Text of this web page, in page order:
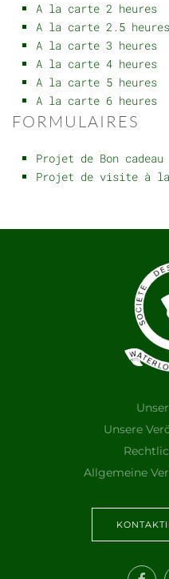
A la carte 2 heures
A la carte 2.5 heures
A la carte 3 heures
A la carte 4 heures
A la carte 5 heures
A la carte 6 heures
FORMULAIRES
Projet de Bon cadeau
Projet de visite à
Unsere
Allgemeine